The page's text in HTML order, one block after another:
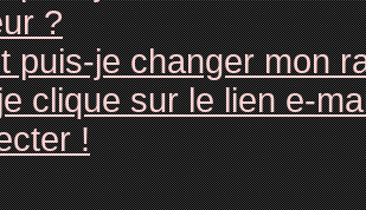
?
puis-je changer mon
clique sur le lien e-
!